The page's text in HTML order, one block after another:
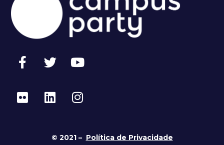
© 2021 – Política de Privacidade